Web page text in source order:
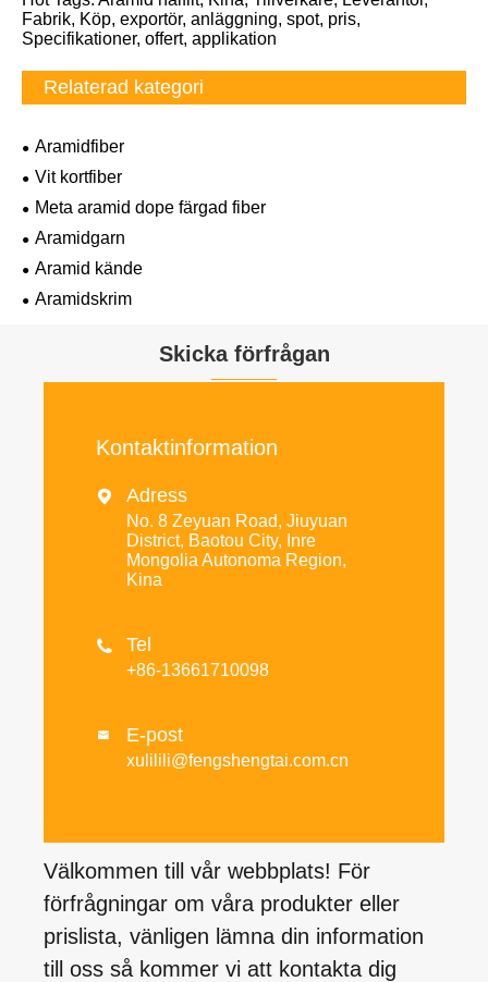
Fabrik, Köp, exportör, anläggning, spot, pris,
Specifikationer, offert, applikation
Relaterad kategori
Aramidfiber
Vit kortfiber
Meta aramid dope färgad fiber
Aramidgarn
Aramid kände
Aramidskrim
Skicka förfrågan
Kontaktinformation
 Adress
No. 8 Zeyuan Road, Jiuyuan
District, Baotou City, Inre
Mongolia Autonoma Region,
Kina
 Tel
+86-13661710098
 E-post
xulilili@fengshengtai.com.cn
Välkommen till vår webbplats! För
förfrågningar om våra produkter eller
prislista, vänligen lämna din information
till oss så kommer vi att kontakta dig